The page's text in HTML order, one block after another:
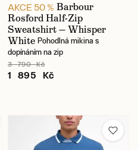
AKCE 50 % Barbour
Rosford Half-Zip
Sweatshirt — Whisper
White Pohodlná mikina s
dopínáním na zip
3 790 Kč
1 895 Kč